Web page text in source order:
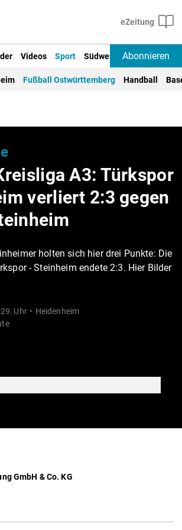
Videos Sport Südwest Deutschland
Abonnieren
Fußball Ostwürttemberg Handball
A3: Türkspor
verliert 2:3 gegen
holten sich hier drei Punkte: Die
- Steinheim endete 2:3. Hier Bilder
Uhr
Heidenheim
GmbH & Co. KG